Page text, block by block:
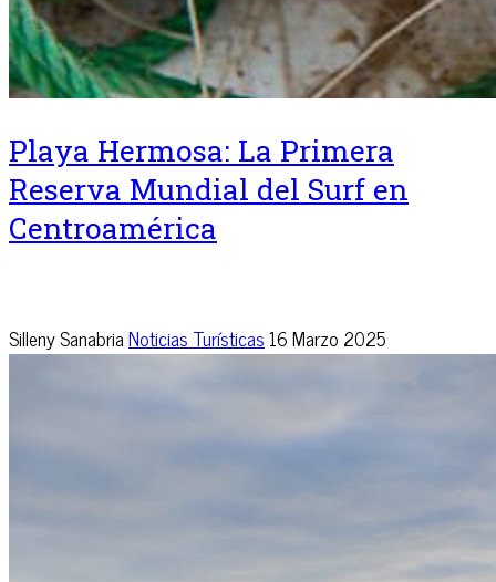
Playa Hermosa: La Primera
Reserva Mundial del Surf en
Centroamérica
Silleny SanabriaNoticias Turísticas16 Marzo 2025